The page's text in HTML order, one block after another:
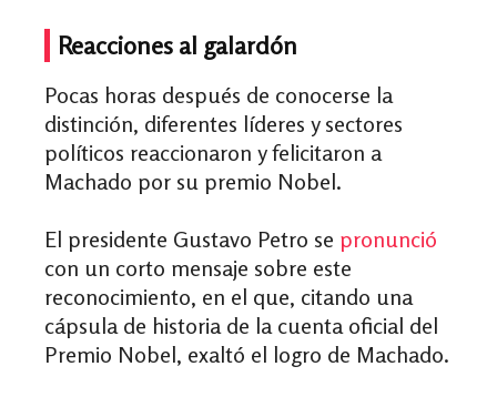
Reacciones al galardón
Pocas horas después de conocerse la
distinción, diferentes líderes y sectores
políticos reaccionaron y felicitaron a
Machado por su premio Nobel.
El presidente Gustavo Petro se pronunció
con un corto mensaje sobre este
reconocimiento, en el que, citando una
cápsula de historia de la cuenta oficial del
Premio Nobel, exaltó el logro de Machado.